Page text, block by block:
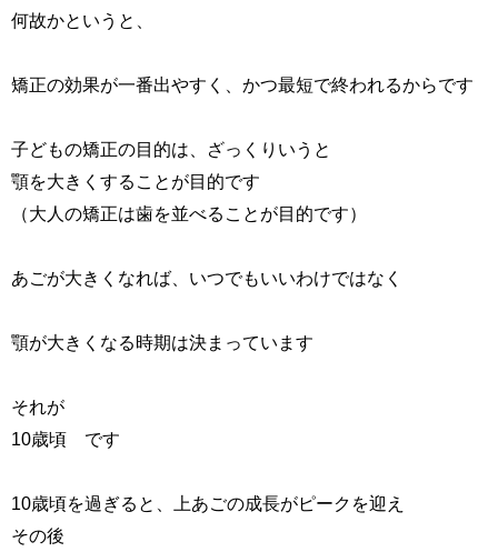
何故かというと、
矯正の効果が一番出やすく、かつ最短で終われるからです
子どもの矯正の目的は、ざっくりいうと
顎を大きくすることが目的です
（大人の矯正は歯を並べることが目的です）
あごが大きくなれば、いつでもいいわけではなく
顎が大きくなる時期は決まっています
それが
10歳頃 です
10歳頃を過ぎると、上あごの成長がピークを迎え
その後